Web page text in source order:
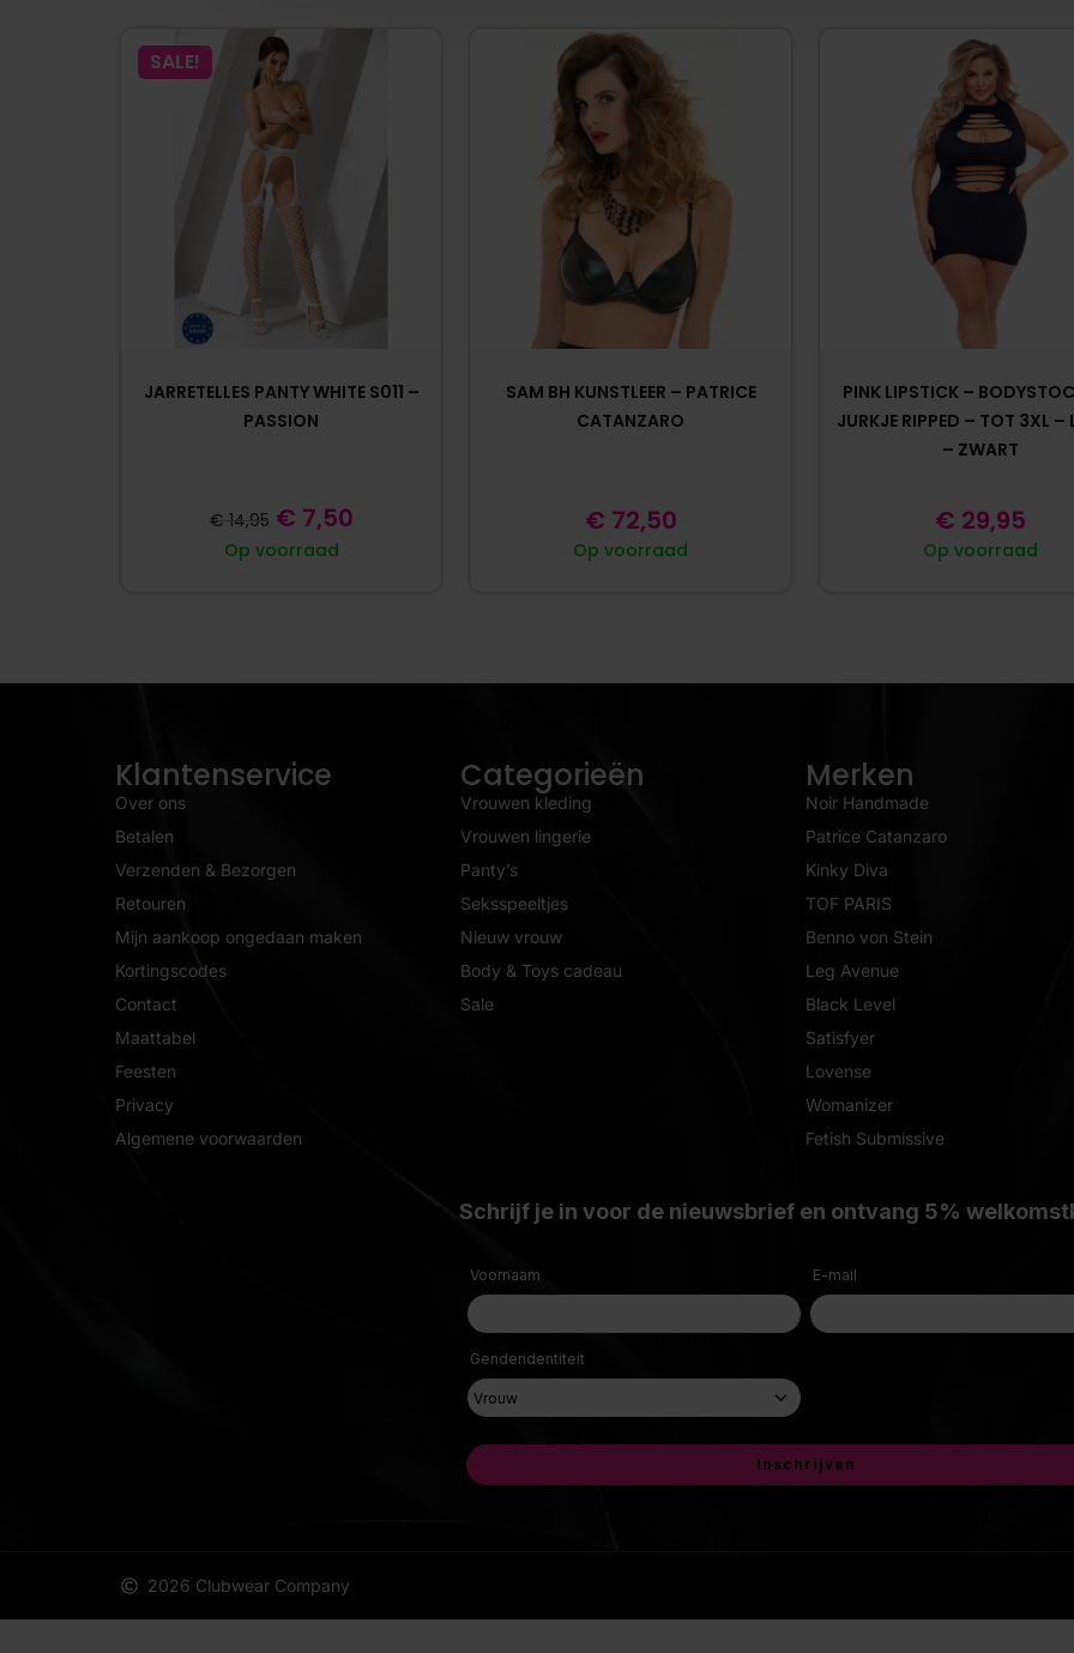
SALE!
JARRETELLES PANTY WHITE S011 –
PASSION
Op voorraad
€ 14,95 € 7,50
SAM BH KUNSTLEER – PATRICE
CATANZARO
Op voorraad
€ 72,50
PINK LIPSTICK –
JURKJE RIPPED – TOT 3XL –
– ZWART
Op voorraad
€ 29,95
Klantenservice
Over ons
Betalen
Verzenden & Bezorgen
Retouren
Mijn aankoop ongedaan maken
Kortingscodes
Contact
Maattabel
Feesten
Privacy
Algemene voorwaarden
Categorieën
Vrouwen kleding
Vrouwen lingerie
Panty’s
Seksspeeltjes
Nieuw vrouw
Body & Toys cadeau
Sale
Merken
Noir Handmade
Patrice Catanzaro
Kinky Diva
TOF PARIS
Benno von Stein
Leg Avenue
Black Level
Satisfyer
Lovense
Womanizer
Fetish Submissive
2026 Clubwear Company